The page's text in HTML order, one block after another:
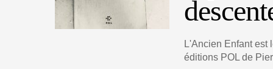
L'Ancien Enfant est
éditions POL de